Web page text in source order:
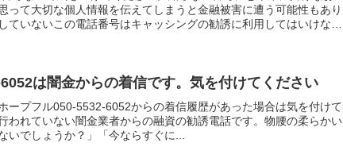
って大切な個人情報を伝えてしまうと金融被害に遭う可能性もあり
ていないこの電話番号はキャッシングの勧誘に利用してはいけない
は闇金からの着信です。気を付けてください
ープフル050-5532-6052からの着信履歴があった場合は気を付けて
われていない闇金業者からの融資の勧誘電話です。物腰の柔らかい
いでしょうか？」「今ならすぐに...